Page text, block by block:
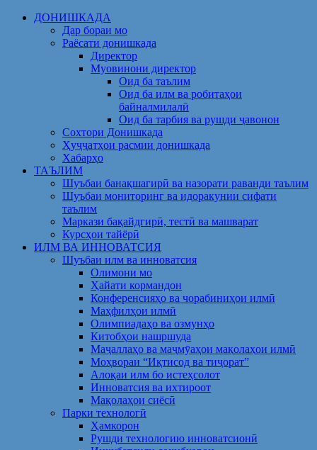
Skip
ДОНИШКАДА
Дар бораи мо
Раёсати донишкада
Директор
Муовинони директор
Оид ба таълим
Оид ба илм ва робитаҳои
байналмилалӣ
Оид ба тарбия ва рушди ҷавонон
Сохтори Донишкада
Ҳуҷҷатҳои расмии донишкада
Хабарҳо
ТАЪЛИМ
Шуъбаи банақшагирӣ ва назорати раванди таълим
Шуъбаи мониторинг ва идоракунии сифати
таълим
Маркази бақайдгирӣ, тестӣ ва машварат
Курсҳои тайёрӣ
ИЛМ ВА ИННОВАТСИЯ
Шуъбаи илм ва инноватсия
Олимони мо
Ҳайати кормандон
Конференсияҳо ва чорабиниҳои илмӣ
Маҳфилҳои илмӣ
Олимпиадаҳо ва озмунҳо
Китобҳои нашршуда
Маҷаллаҳо ва маҷмӯаҳои мақолаҳои илмӣ
Моҳвораи “Иқтисод ва тиҷорат”
Алоқаи илм бо истеҳсолот
Инноватсия ва ихтироот
Мақолаҳои сиёсӣ
Парки технологӣ
Ҳамкорон
Рушди технологию инноватсионӣ